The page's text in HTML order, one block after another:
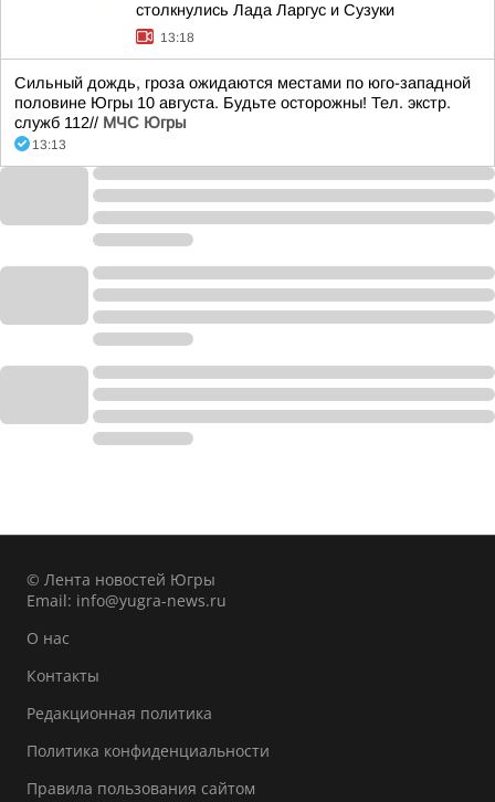
столкнулись Лада Ларгус и Сузуки
13:18
Сильный дождь, гроза ожидаются местами по юго-западной
половине Югры 10 августа. Будьте осторожны! Тел. экстр.
служб 112// МЧС Югры
13:13
© Лента новостей Югры
Email: info@yugra-news.ru
О нас
Контакты
Редакционная политика
Политика конфиденциальности
Правила пользования сайтом